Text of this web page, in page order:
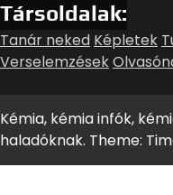
Társoldalak:
Tanár neked Képletek
Verselemzések
Kémia, kémia infók,
haladóknak. Theme: